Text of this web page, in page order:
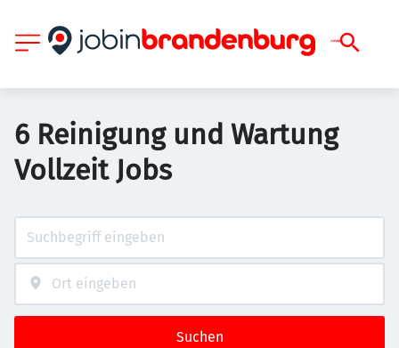
6 Reinigung und Wartung
Vollzeit Jobs
Suchen